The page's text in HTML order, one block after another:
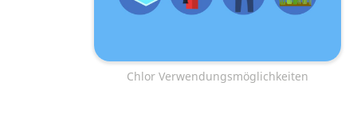
Chlor Verwendungsmöglichkeiten